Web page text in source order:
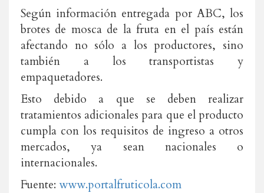
Según información entregada por ABC, los
brotes de mosca de la fruta en el país están
afectando no sólo a los productores, sino
también a los transportistas y
empaquetadores.
Esto debido a que se deben realizar
tratamientos adicionales para que el producto
cumpla con los requisitos de ingreso a otros
mercados, ya sean nacionales o
internacionales.
Fuente: www.portalfruticola.com